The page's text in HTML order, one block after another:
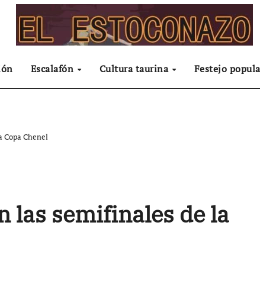
Escalafón Cultura taurina Festejo
Copa Chenel
las semifinales de la